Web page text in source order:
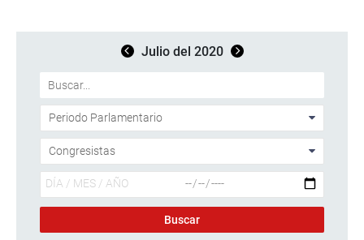
Julio del 2020